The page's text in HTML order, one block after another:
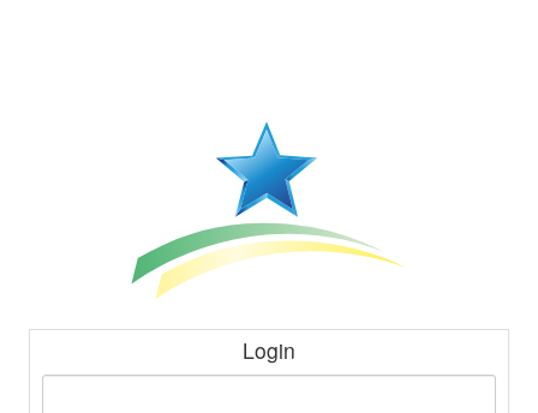
Login